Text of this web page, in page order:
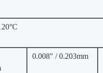
0.008" / 0.203mm